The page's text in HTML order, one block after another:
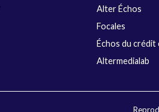
Alter Échos
Focales
Échos du crédit
Altermedialab